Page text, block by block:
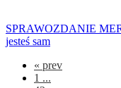
SPRAWOZDANIE
jesteś sam
« prev
1 ...